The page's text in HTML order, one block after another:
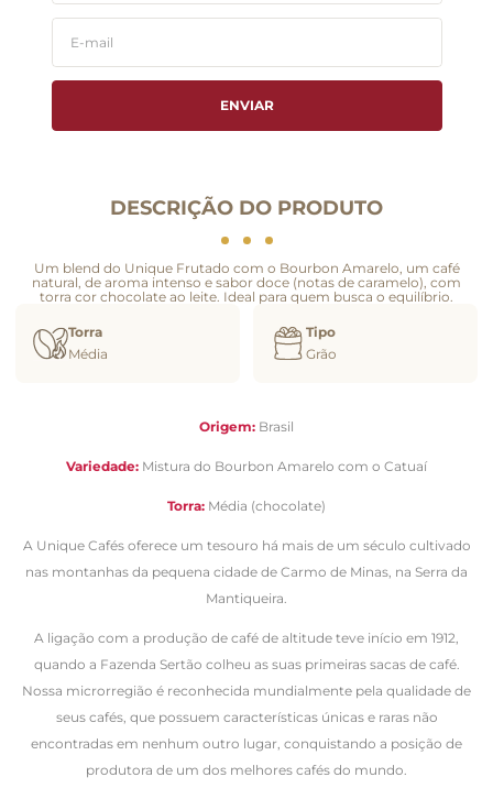
ENVIAR
DESCRIÇÃO DO PRODUTO
Um blend do Unique Frutado com o Bourbon Amarelo, um café
natural, de aroma intenso e sabor doce (notas de caramelo), com
torra cor chocolate ao leite. Ideal para quem busca o equilíbrio.
Torra
Média
Tipo
Grão
Origem: Brasil
Variedade: Mistura do Bourbon Amarelo com o Catuaí
Torra: Média (chocolate)
A Unique Cafés oferece um tesouro há mais de um século cultivado
nas montanhas da pequena cidade de Carmo de Minas, na Serra da
Mantiqueira.
A ligação com a produção de café de altitude teve início em 1912,
quando a Fazenda Sertão colheu as suas primeiras sacas de café.
Nossa microrregião é reconhecida mundialmente pela qualidade de
seus cafés, que possuem características únicas e raras não
encontradas em nenhum outro lugar, conquistando a posição de
produtora de um dos melhores cafés do mundo.